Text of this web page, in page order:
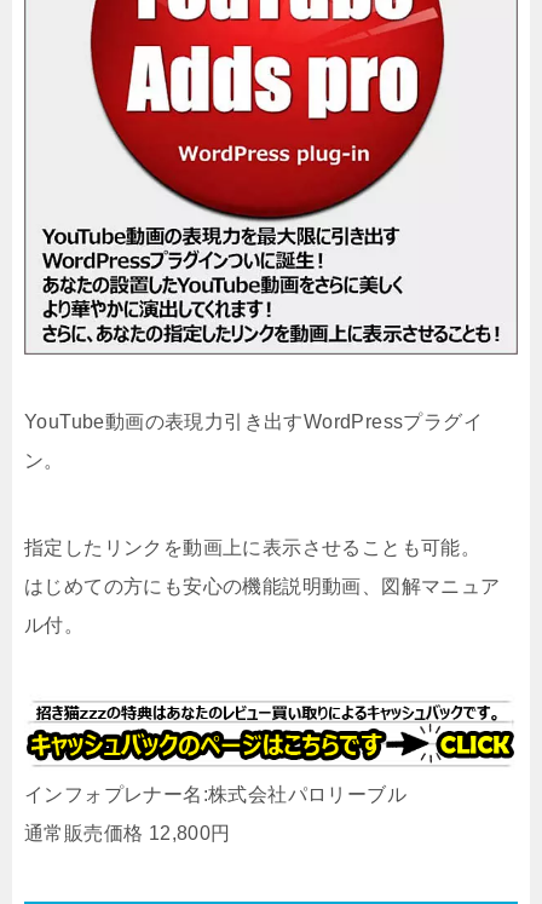
YouTube動画の表現力引き出すWordPressプラグイ
ン。
指定したリンクを動画上に表示させることも可能。
はじめての方にも安心の機能説明動画、図解マニュア
ル付。
インフォプレナー名:株式会社パロリーブル
通常販売価格 12,800円